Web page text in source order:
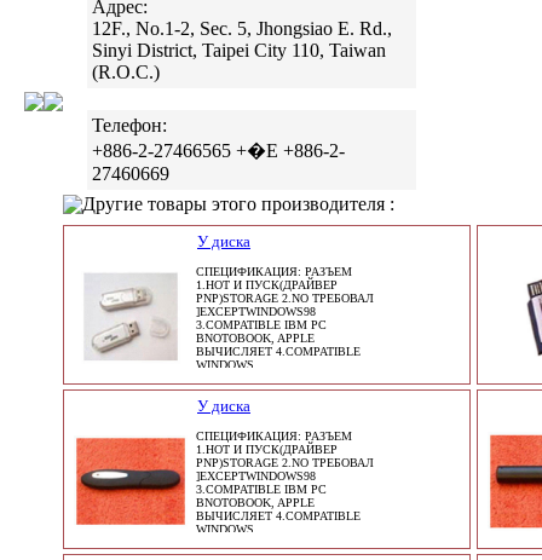
Адрес:
12F., No.1-2, Sec. 5, Jhongsiao E. Rd.,
Sinyi District, Taipei City 110, Taiwan
(R.O.C.)
Телефон:
+886-2-27466565 +�E +886-2-
27460669
Другие товары этого производителя :
У диска
СПЕЦИФИКАЦИЯ: РАЗЪЕМ
1.HOT И ПУСК(ДРАЙВЕР
PNP)STORAGE 2.NO ТРЕБОВАЛ
]EXCEPTWINDOWS98
3.COMPATIBLE IBM PC
BNOTOBOOK, APPLE
ВЫЧИСЛЯЕТ 4.COMPATIBLE
WINDOWS
У диска
СПЕЦИФИКАЦИЯ: РАЗЪЕМ
1.HOT И ПУСК(ДРАЙВЕР
PNP)STORAGE 2.NO ТРЕБОВАЛ
]EXCEPTWINDOWS98
3.COMPATIBLE IBM PC
BNOTOBOOK, APPLE
ВЫЧИСЛЯЕТ 4.COMPATIBLE
WINDOWS